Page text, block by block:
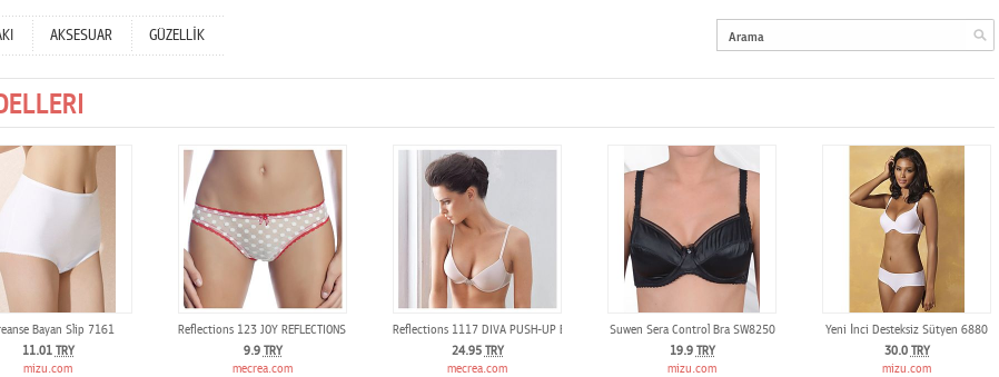
AKSESUAR GÜZELLİK
Bayan Slip 7161
11.01 TRY
mizu.com
Reflections 123 JOY REFLECTIONS STRING
9.9 TRY
mecrea.com
Reflections 1117 DIVA PUSH-UP BRA
24.95 TRY
mecrea.com
Suwen Sera Control Bra SW8250
19.9 TRY
mizu.com
Yeni İnci Desteksiz Sütyen 6880
30.0 TRY
mizu.com